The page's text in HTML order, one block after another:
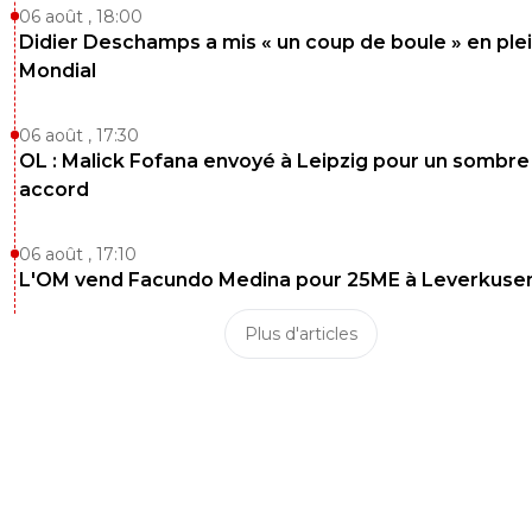
06 août , 18:00
Didier Deschamps a mis « un coup de boule » en
Mondial
06 août , 17:30
OL : Malick Fofana envoyé à Leipzig pour un sombre
accord
06 août , 17:10
L'OM vend Facundo Medina pour 25ME à
Plus d'articles